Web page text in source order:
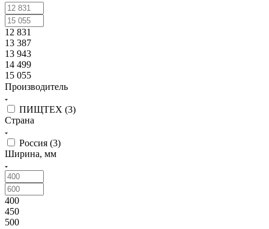
12 831
13 387
13 943
14 499
15 055
Производитель
ПИЩТЕХ (3)
Страна
Россия (3)
Ширина, мм
400
450
500